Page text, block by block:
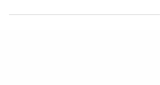
Un desafío común para...